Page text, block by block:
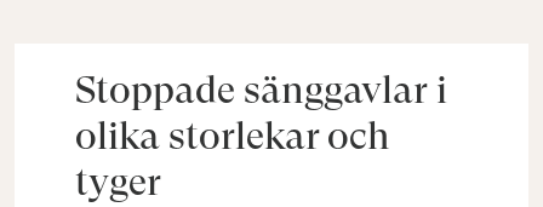
Stoppade sänggavlar i
olika storlekar och
tyger